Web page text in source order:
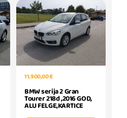
11.900,00 €
BMW serija 2 Gran
Tourer 218d ,2016 GOD,
ALU FELGE,KARTICE